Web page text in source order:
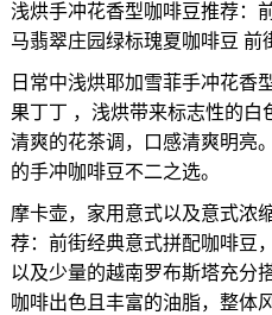
浅烘手冲花香型咖啡豆推荐：
马翡翠庄园绿标瑰夏咖啡豆 前
日常中浅烘耶加雪菲手冲花香
果丁丁 ，浅烘带来标志性的白
清爽的花茶调，口感清爽明亮
的手冲咖啡豆不二之选。
摩卡壶，家用意式以及意式浓
荐：前街经典意式拼配咖啡豆
以及少量的越南罗布斯塔充分
咖啡出色且丰富的油脂，整体